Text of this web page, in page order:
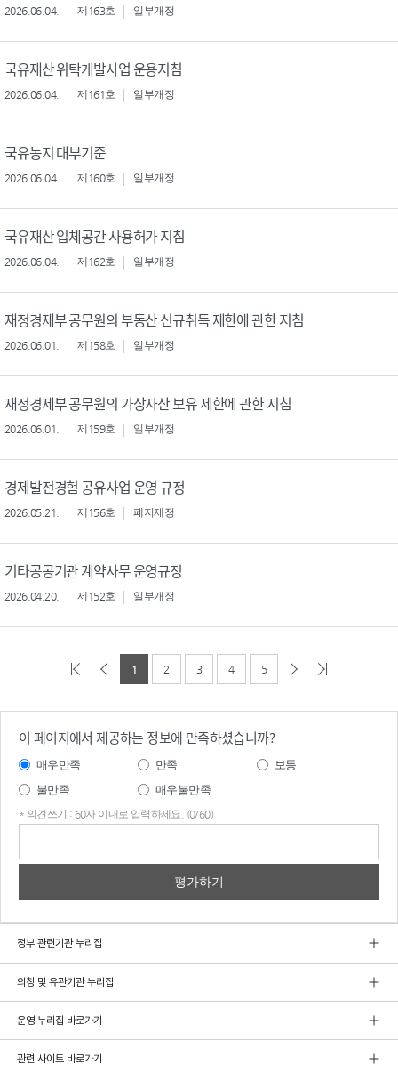
2026.06.04. 제163호 일부개정
국유재산 위탁개발사업 운용지침
2026.06.04. 제161호 일부개정
국유농지 대부기준
2026.06.04. 제160호 일부개정
국유재산 입체공간 사용허가 지침
2026.06.04. 제162호 일부개정
재정경제부 공무원의 부동산 신규취득 제한에 관한 지침
2026.06.01. 제158호 일부개정
재정경제부 공무원의 가상자산 보유 제한에 관한 지침
2026.06.01. 제159호 일부개정
경제발전경험 공유사업 운영 규정
2026.05.21. 제156호 폐지제정
기타공공기관 계약사무 운영규정
2026.04.20. 제152호 일부개정
1 2 3 4 5
이 페이지에서 제공하는 정보에 만족하셨습니까?
매우만족 만족
보통
불만족
매우불만족
* 의견쓰기 : 60자 이내로 입력하세요. (0/60)
정부 관련기관 누리집
외청 및 유관기관 누리집
운영 누리집 바로가기
관련 사이트 바로가기